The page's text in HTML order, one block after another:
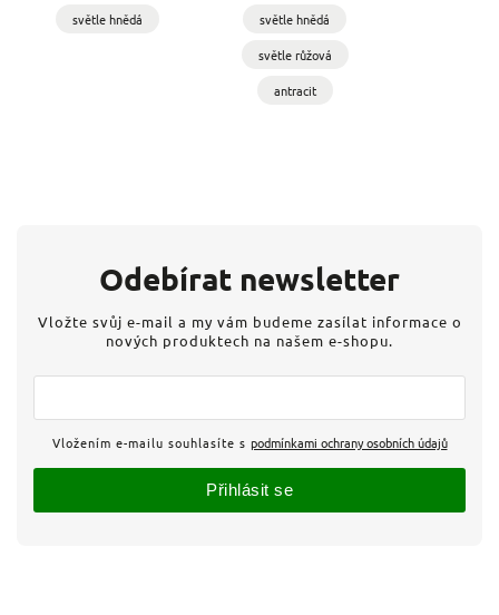
světle hnědá
světle hnědá
světle růžová
antracit
Odebírat newsletter
Vložte svůj e-mail a my vám budeme zasílat informace o
nových produktech na našem e-shopu.
Vložením e-mailu souhlasíte s podmínkami ochrany osobních údajů
Přihlásit se